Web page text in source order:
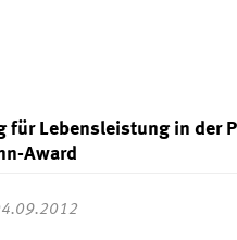
für Lebensleistung in der
Award